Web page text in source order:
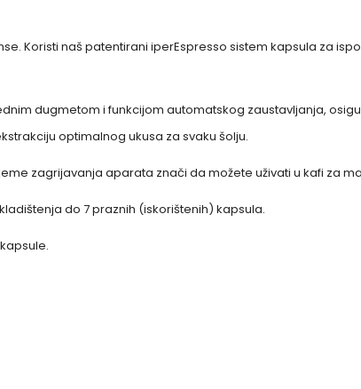
Koristi naš patentirani iperEspresso sistem kapsula za
dugmetom i funkcijom automatskog zaustavljanja,
optimalnog ukusa za svaku šolju.
zagrijavanja aparata znači da možete uživati ​​u kafi za
do 7 praznih (iskorištenih) kapsula.